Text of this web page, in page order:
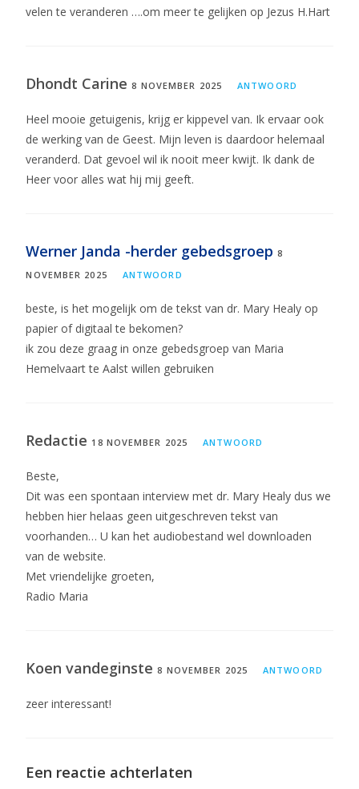
velen te veranderen ….om meer te gelijken op Jezus H.Hart
Dhondt Carine8 NOVEMBER 2025 ANTWOORD
Heel mooie getuigenis, krijg er kippevel van. Ik ervaar ook
de werking van de Geest. Mijn leven is daardoor helemaal
veranderd. Dat gevoel wil ik nooit meer kwijt. Ik dank de
Heer voor alles wat hij mij geeft.
Werner Janda -herder gebedsgroep 8
NOVEMBER 2025
ANTWOORD
beste, is het mogelijk om de tekst van dr. Mary Healy op
papier of digitaal te bekomen?
ik zou deze graag in onze gebedsgroep van Maria
Hemelvaart te Aalst willen gebruiken
Redactie 18 NOVEMBER 2025 ANTWOORD
Beste,
Dit was een spontaan interview met dr. Mary Healy dus we
hebben hier helaas geen uitgeschreven tekst van
voorhanden… U kan het audiobestand wel downloaden
van de website.
Met vriendelijke groeten,
Radio Maria
Koen vandeginste8 NOVEMBER 2025 ANTWOORD
zeer interessant!
Een reactie achterlaten